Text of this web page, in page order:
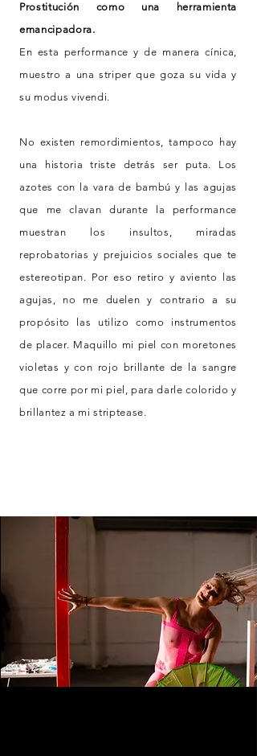
Prostitución como una herramienta
emancipadora.
En esta performance y de manera cínica,
muestro a una striper que goza su vida y
su modus vivendi.
No existen remordimientos, tampoco hay
una historia triste detrás ser puta. Los
azotes con la vara de bambú y las agujas
que me clavan durante la performance
muestran los insultos, miradas
reprobatorias y prejuicios sociales que te
estereotipan. Por eso retiro y aviento las
agujas, no me duelen y contrario a su
propósito las utilizo como instrumentos
de placer. Maquillo mi piel con moretones
violetas y con rojo brillante de la sangre
que corre por mi piel, para darle colorido y
brillantez a mi striptease.